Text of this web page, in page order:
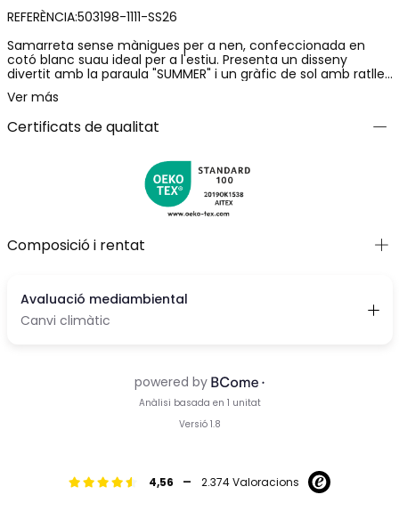
REFERÈNCIA:503198-1111-SS26
Samarreta sense mànigues per a nen, confeccionada en
cotó blanc suau ideal per a l'estiu. Presenta un disseny
divertit amb la paraula "SUMMER" i un gràfic de sol amb ratlles
blaves i grogues. El seu material lleuger ofereix comoditat i
frescor en els dies calorosos. Disponible en talles des de 12
mesos fins a 10 anys. Perfecta per combinar amb pantalons
curts o texans per a un look casual i estiuenc.
Ver más
Certificats de qualitat
Composició i rentat
4,56 - 2.374 Valoracions